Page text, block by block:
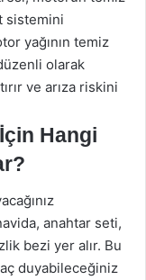
sistemini
yağının temiz
olarak
ve arıza riskini
Hangi
anahtar seti,
bezi yer alır. Bu
duyabileceğiniz